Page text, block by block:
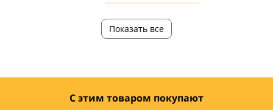
—
частота, Гц
Максимальная
—
Показать все
С этим товаром покупают